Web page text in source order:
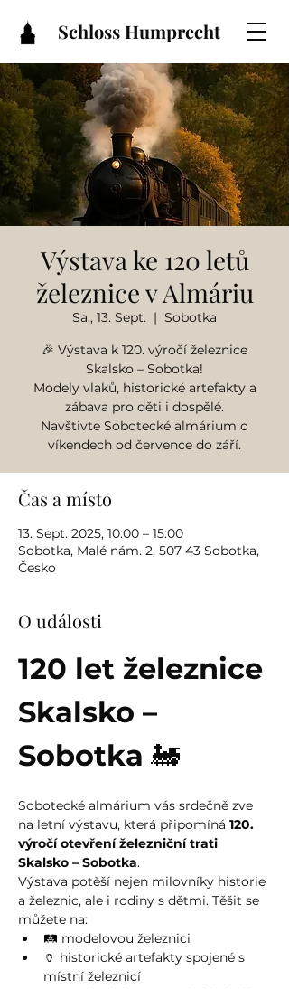
Schloss Humprecht
Výstava ke 120 letů
železnice v Almáriu
Sa., 13. Sept.
  |
Sobotka
🎉 Výstava k 120. výročí železnice
Skalsko – Sobotka!
Modely vlaků, historické artefakty a
zábava pro děti i dospělé.
Navštivte Sobotecké almárium o
víkendech od července do září.
Čas a místo
13. Sept. 2025, 10:00 – 15:00
Sobotka, Malé nám. 2, 507 43 Sobotka,
Česko
O události
120 let železnice
Skalsko –
Sobotka 🚂
Sobotecké almárium vás srdečně zve
na letní výstavu, která připomíná 120.
výročí otevření železniční trati
Skalsko – Sobotka.
Výstava potěší nejen milovníky historie
a železnic, ale i rodiny s dětmi. Těšit se
můžete na:
🛤️ modelovou železnici
🏺 historické artefakty spojené s
místní železnicí